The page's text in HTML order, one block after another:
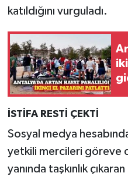
katıldığını vurguladı.
İSTİFA RESTİ ÇEKTİ
Sosyal medya
yetkili mercileri göreve
yanında taşkınlık